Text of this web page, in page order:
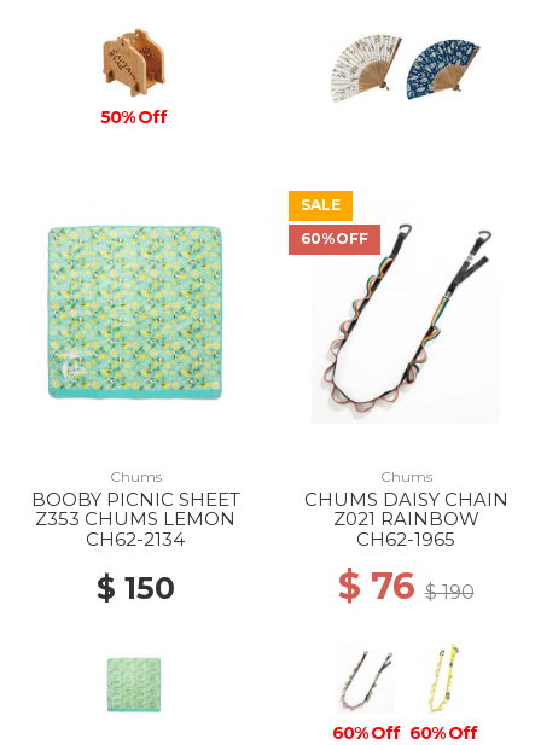
50% Off
Chums
BOOBY PICNIC SHEET
Z353 CHUMS LEMON
CH62-2134
$ 150
SALE
60%OFF
Chums
CHUMS DAISY CHAIN
Z021 RAINBOW
CH62-1965
$ 76$ 190
60% Off 60% Off